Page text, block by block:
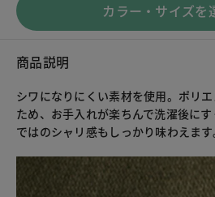
カラー・サイズを
商品説明
シワになりにくい素材を使用。ポリ
ため、お手入れが楽ちんで洗濯後に
ではのシャリ感もしっかり味わえます